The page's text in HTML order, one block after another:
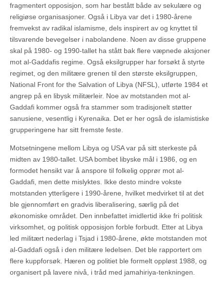
fragmentert opposisjon, som har bestått både av sekulære og
religiøse organisasjoner. Også i Libya var det i 1980-årene
fremvekst av radikal islamisme, dels inspirert av og knyttet til
tilsvarende bevegelser i nabolandene. Noen av disse gruppene
skal på 1980- og 1990-tallet ha stått bak flere væpnede aksjoner
mot al-Gaddafis regime. Også eksilgrupper har forsøkt å styrte
regimet, og den militære grenen til den største eksilgruppen,
National Front for the Salvation of Libya (NFSL), utførte 1984 et
angrep på en libysk militærleir. Noe av motstanden mot al-
Gaddafi kommer også fra stammer som tradisjonelt støtter
sanusiene, vesentlig i Kyrenaika. Det er her også de islamistiske
grupperingene har sitt fremste feste.
Motsetningene mellom Libya og USA var på sitt sterkeste på
midten av 1980-tallet. USA bombet libyske mål i 1986, og en
formodet hensikt var å anspore til folkelig opprør mot al-
Gaddafi, men dette mislyktes. Ikke desto mindre vokste
motstanden ytterligere i 1990-årene, hvilket medvirket til at det
ble gjennomført en gradvis liberalisering, særlig på det
økonomiske området. Den innbefattet imidlertid ikke fri politisk
virksomhet, og politisk opposisjon forble forbudt. Etter at Libya
led militært nederlag i Tsjad i 1980-årene, økte motstanden mot
al-Gaddafi også i den militære ledelsen. Det ble rapportert om
flere kuppforsøk. Hæren og politiet ble formelt oppløst 1988, og
organisert på lavere nivå, i tråd med jamahiriya-tenkningen.